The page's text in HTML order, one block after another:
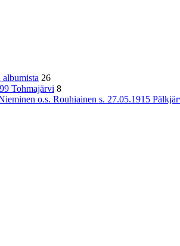
26
Tohmajärvi 8
o.s. Rouhiainen s. 27.05.1915